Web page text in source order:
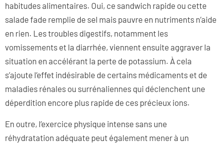
habitudes alimentaires. Oui, ce sandwich rapide ou cette
salade fade remplie de sel mais pauvre en nutriments n’aide
en rien. Les troubles digestifs, notamment les
vomissements et la diarrhée, viennent ensuite aggraver la
situation en accélérant la perte de potassium. À cela
s’ajoute l’effet indésirable de certains médicaments et de
maladies rénales ou surrénaliennes qui déclenchent une
déperdition encore plus rapide de ces précieux ions.
En outre, l’exercice physique intense sans une
réhydratation adéquate peut également mener à un